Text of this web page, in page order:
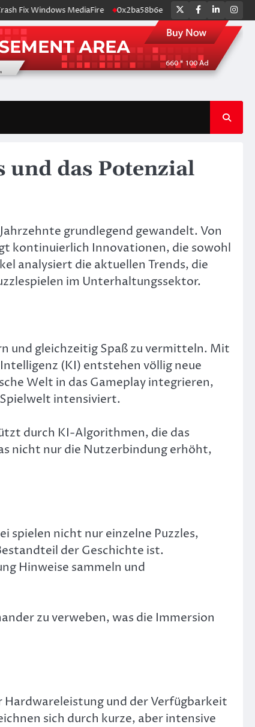
Windows MediaFire 0x2ba58b6e Snabba uttag på online
Twitter
Facebook
LinkedIn
das Potenzial
grundlegend gewandelt. Von
kontinuierlich Innovationen, die sowohl
analysiert die aktuellen Trends, die
im Unterhaltungssektor.
und gleichzeitig Spaß zu vermitteln. Mit
(KI) entstehen völlig neue
Welt in das Gameplay integrieren,
intensiviert.
durch KI-Algorithmen, die das
nicht nur die Nutzerbindung erhöht,
spielen nicht nur einzelne Puzzles,
der Geschichte ist.
Hinweise sammeln und
zu verweben, was die Immersion
und der Verfügbarkeit
sich durch kurze, aber intensive